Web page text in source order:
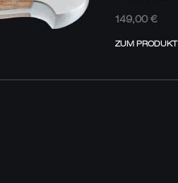
149,00€
ZUM PRODUKT